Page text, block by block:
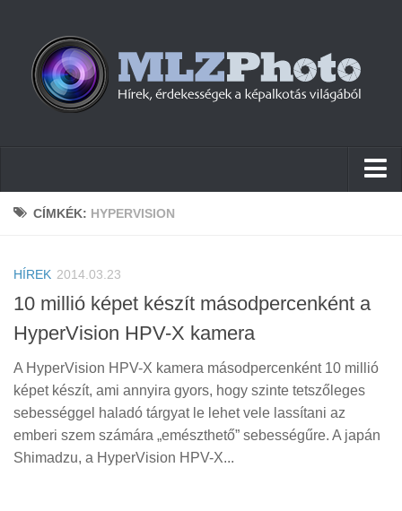
Hírek
Cikkek
Szoftver
Firmware
Tudástár
Tanácsok
Érdekességek
CÍMKÉK: HYPERVISION
HÍREK 2014.03.23
10 millió képet készít másodpercenként a
HyperVision HPV-X kamera
A HyperVision HPV-X kamera másodpercenként 10 millió
képet készít, ami annyira gyors, hogy szinte tetszőleges
sebességgel haladó tárgyat le lehet vele lassítani az
emberi szem számára „emészthető” sebességűre. A japán
Shimadzu, a HyperVision HPV-X...